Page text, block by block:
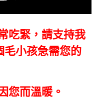
吃緊，請支持我
毛小孩急需您的
您而溫暖。